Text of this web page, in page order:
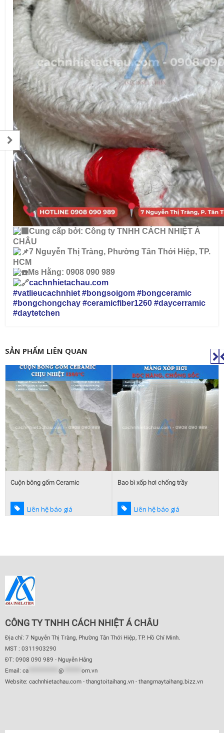
Cung cấp bởi: Công ty TNHH CÁCH NHIỆT Á
CHÂU
7 Nguyễn Thị Tràng, Phường Tân Thới Hiệp, TP.
HCM
Ms Hằng: 0908 090 989
cachnhietachau.com
#vatlieucachnhiet #bongsoigom #bongceramic
#bongchongchay #ceramicfiber1260 #daycerramic
#daytetchen
SẢN PHẨM LIÊN QUAN
Cuộn bông gốm Ceramic
Liên hệ báo giá
Bao bì xốp hơi chống trầy
Liên hệ báo giá
CÔNG TY TNHH CÁCH NHIỆT Á CHÂU
Địa chỉ: 7 Nguyễn Thị Tràng, Phường Tân Thới Hiệp, TP. Hồ Chí Minh.
MST : 0311903290
ĐT: 0908 090 989 - Nguyễn Hằng
Email: ca @
om.vn
Website: cachnhietachau.com - thangtoitaihang.vn - thangmaytaihang.bizz.vn